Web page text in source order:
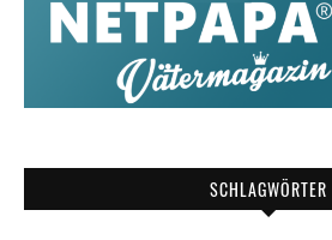
SCHLAGWÖRTER